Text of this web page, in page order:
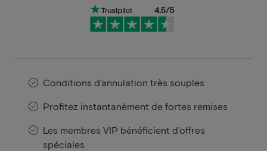
Conditions d'annulation très souples
Profitez instantanément de fortes remises
Les membres VIP bénéficient d'offres
spéciales